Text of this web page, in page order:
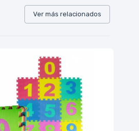
Ver más relacionados